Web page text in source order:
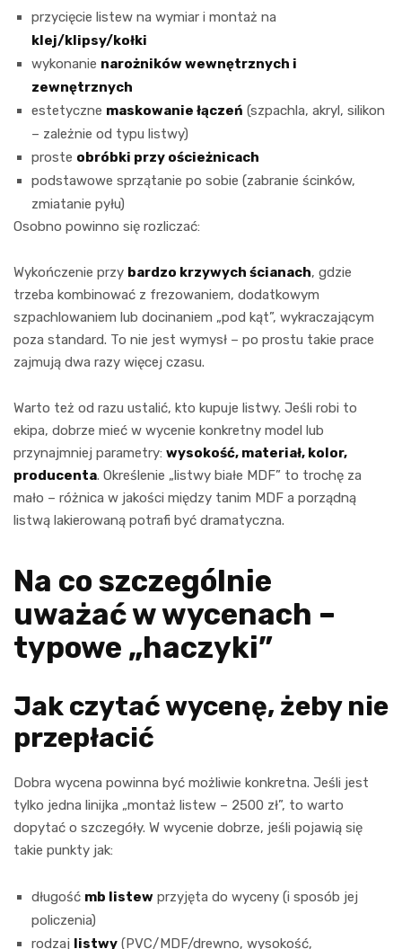
przycięcie listew na wymiar i montaż na
klej/klipsy/kołki
wykonanie narożników wewnętrznych i
zewnętrznych
estetyczne maskowanie łączeń (szpachla, akryl, silikon
– zależnie od typu listwy)
proste obróbki przy ościeżnicach
podstawowe sprzątanie po sobie (zabranie ścinków,
zmiatanie pyłu)
Osobno powinno się rozliczać:
Wykończenie przy bardzo krzywych ścianach, gdzie
trzeba kombinować z frezowaniem, dodatkowym
szpachlowaniem lub docinaniem „pod kąt”, wykraczającym
poza standard. To nie jest wymysł – po prostu takie prace
zajmują dwa razy więcej czasu.
Warto też od razu ustalić, kto kupuje listwy. Jeśli robi to
ekipa, dobrze mieć w wycenie konkretny model lub
przynajmniej parametry: wysokość, materiał, kolor,
producenta. Określenie „listwy białe MDF” to trochę za
mało – różnica w jakości między tanim MDF a porządną
listwą lakierowaną potrafi być dramatyczna.
Na co szczególnie
uważać w wycenach –
typowe „haczyki”
Jak czytać wycenę, żeby nie
przepłacić
Dobra wycena powinna być możliwie konkretna. Jeśli jest
tylko jedna linijka „montaż listew – 2500 zł”, to warto
dopytać o szczegóły. W wycenie dobrze, jeśli pojawią się
takie punkty jak:
długość mb listew przyjęta do wyceny (i sposób jej
policzenia)
rodzaj listwy (PVC/MDF/drewno, wysokość,